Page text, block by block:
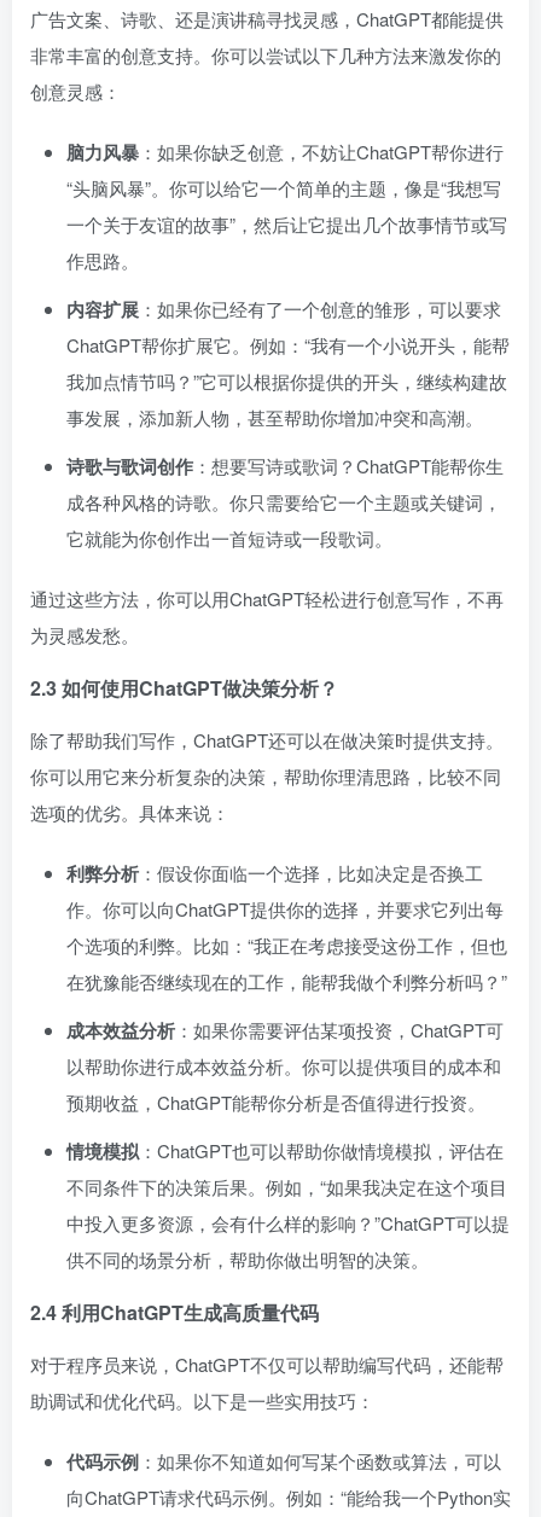
广告文案、诗歌、还是演讲稿寻找灵感，ChatGPT都能提供
非常丰富的创意支持。你可以尝试以下几种方法来激发你的
创意灵感：
脑力风暴 ：如果你缺乏创意，不妨让ChatGPT帮你进行
“头脑风暴”。你可以给它一个简单的主题，像是“我想写
一个关于友谊的故事”，然后让它提出几个故事情节或写
作思路。
内容扩展 ：如果你已经有了一个创意的雏形，可以要求
ChatGPT帮你扩展它。例如：“我有一个小说开头，能帮
我加点情节吗？”它可以根据你提供的开头，继续构建故
事发展，添加新人物，甚至帮助你增加冲突和高潮。
诗歌与歌词创作 ：想要写诗或歌词？ChatGPT能帮你生
成各种风格的诗歌。你只需要给它一个主题或关键词，
它就能为你创作出一首短诗或一段歌词。
通过这些方法，你可以用ChatGPT轻松进行创意写作，不再
为灵感发愁。
2.3 如何使用ChatGPT做决策分析？
除了帮助我们写作，ChatGPT还可以在做决策时提供支持。
你可以用它来分析复杂的决策，帮助你理清思路，比较不同
选项的优劣。具体来说：
利弊分析 ：假设你面临一个选择，比如决定是否换工
作。你可以向ChatGPT提供你的选择，并要求它列出每
个选项的利弊。比如：“我正在考虑接受这份工作，但也
在犹豫能否继续现在的工作，能帮我做个利弊分析吗？”
成本效益分析 ：如果你需要评估某项投资，ChatGPT可
以帮助你进行成本效益分析。你可以提供项目的成本和
预期收益，ChatGPT能帮你分析是否值得进行投资。
情境模拟：ChatGPT也可以帮助你做情境模拟，评估在
不同条件下的决策后果。例如，“如果我决定在这个项目
中投入更多资源，会有什么样的影响？”ChatGPT可以提
供不同的场景分析，帮助你做出明智的决策。
2.4 利用ChatGPT生成高质量代码
对于程序员来说，ChatGPT不仅可以帮助编写代码，还能帮
助调试和优化代码。以下是一些实用技巧：
代码示例 ：如果你不知道如何写某个函数或算法，可以
向ChatGPT请求代码示例。例如：“能给我一个Python实